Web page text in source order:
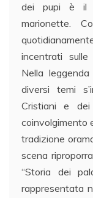
dei pupi è il
marionette.
incentrati
Nella
diversi temi
Cristiani e dei
coinvolgimento
tradizione
scena
“Storia dei
rappresentata